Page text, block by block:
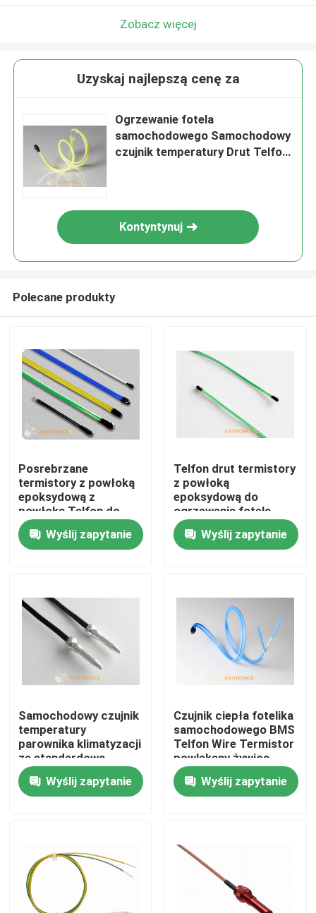
Dom
O nas
Produkty
Czujnik temperatury NTC
Medyczne sondy temperatury
Samochodowy czujnik temperatury
Termistory z powłoką epoksydową
Czujniki AGD
Zobacz więcej
Uzyskaj najlepszą cenę za
Ogrzewanie fotela
samochodowego Samochodowy
czujnik temperatury Drut Telfon
Kontyntynuj
Polecane produkty
Posrebrzane
termistory z powłoką
epoksydową z
powłoką Telfon do
ogrzewania fotela
samochodowego
lusterko wsteczne i
Wyślij zapytanie
Telfon drut termistory
z powłoką
epoksydową do
ogrzewania fotela
samochodowego
ogrzewanie kierownicy
ogrzewanie lusterka
Wyślij zapytanie
Samochodowy czujnik
temperatury
parownika klimatyzacji
ze standardową
aluminiową obudową
Wyślij zapytanie
Czujnik ciepła fotelika
samochodowego BMS
Telfon Wire Termistor
powlekany żywicą
epoksydową Seria
MF5A-5Wyślij zapytanie